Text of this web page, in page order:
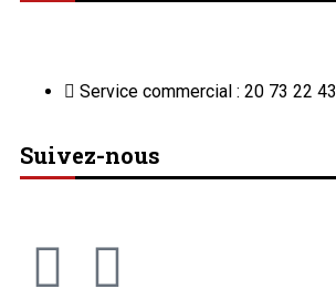
Service commercial : 20 73 22 43
Suivez-nous